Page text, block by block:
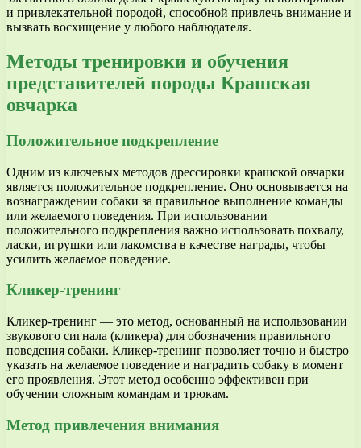
и привлекательной породой, способной привлечь внимание и
вызвать восхищение у любого наблюдателя.
Методы тренировки и обучения
представителей породы Крашская
овчарка
Положительное подкрепление
Одним из ключевых методов дрессировки крашской овчарки
является положительное подкрепление. Оно основывается на
вознаграждении собаки за правильное выполнение команды
или желаемого поведения. При использовании
положительного подкрепления важно использовать похвалу,
ласки, игрушки или лакомства в качестве награды, чтобы
усилить желаемое поведение.
Кликер-тренинг
Кликер-тренинг — это метод, основанный на использовании
звукового сигнала (кликера) для обозначения правильного
поведения собаки. Кликер-тренинг позволяет точно и быстро
указать на желаемое поведение и наградить собаку в момент
его проявления. Этот метод особенно эффективен при
обучении сложным командам и трюкам.
Метод привлечения внимания